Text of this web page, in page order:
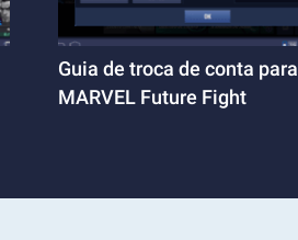
Guia de troca de conta para
MARVEL Future Fight